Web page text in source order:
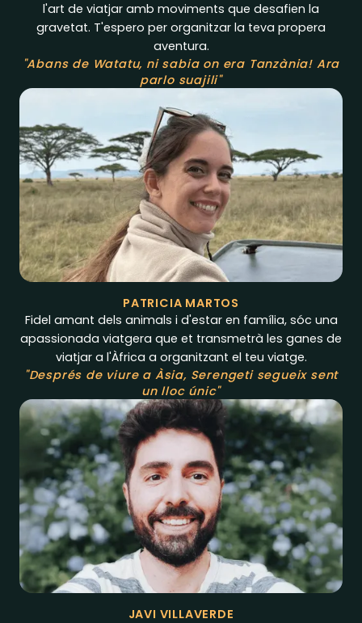
l'art de viatjar amb moviments que desafien la
gravetat. T'espero per organitzar la teva propera
aventura.
"Abans de Watatu, ni sabia on era Tanzània! Ara
parlo suajili"
PATRICIA MARTOS
Fidel amant dels animals i d'estar en família, sóc una
apassionada viatgera que et transmetrà les ganes de
viatjar a l'Àfrica a organitzant el teu viatge.
"Després de viure a Àsia, Serengeti segueix sent
un lloc únic"
JAVI VILLAVERDE